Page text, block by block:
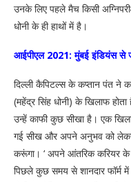
उनके लिए पहले मैच किसी
धोनी के ही हाथों में है।
आईपीएल 2021: मुंबई इंडियंस से
दिल्ली कैपिटल्स के कप्तान पंत ने
(महेंद्र सिंह धोनी) के खिलाफ
उन्हें काफी कुछ सीखा है। एक
गई सीख और अपने अनुभव को
करूंगा। ‘ अपने आंतरिक करियर के
पिछले कुछ समय से शानदार फॉर्म